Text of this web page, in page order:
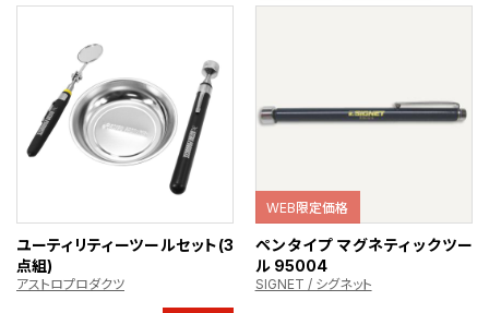
ユーティリティーツールセット(3
点組)
アストロプロダクツ
WEB限定価格
ペンタイプ マグネティックツー
ル 95004
SIGNET / シグネット